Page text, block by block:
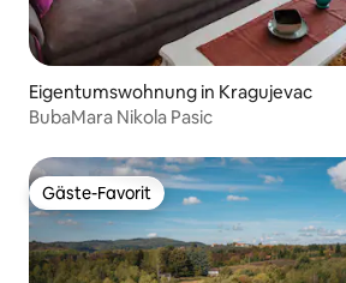
Eigentumswohnung in Kragujevac
BubaMara Nikola Pasic
Gäste-Favorit
Gäste-Favorit